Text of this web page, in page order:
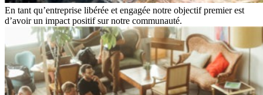
En tant qu’entreprise libérée et engagée notre objectif premier est
d’avoir un impact positif sur notre communauté.